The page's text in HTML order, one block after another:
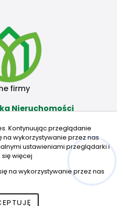
firmy
Nieruchomości
Augustów
| Program dla biur
Kontynuując przeglądanie
na wykorzystywanie przez nas
ustawieniami przeglądarki i
więcej
na wykorzystywanie przez nas